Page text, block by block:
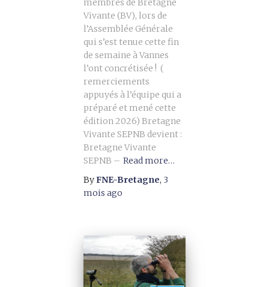
membres de Bretagne
Vivante (BV), lors de
l’Assemblée Générale
qui s’est tenue cette fin
de semaine à Vannes
l’ont concrétisée ! (
remerciements
appuyés à l’équipe qui a
préparé et mené cette
édition 2026) Bretagne
Vivante SEPNB devient :
Bretagne Vivante
SEPNB – Read more…
ByFNE-Bretagne, 3
mois ago